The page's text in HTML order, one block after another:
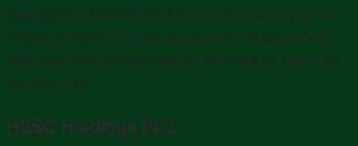
hàng ủy thác, tài chính quốc tế và dịch vụ quản lý tài sản.
Với tất cả những giải thưởng mà MUFG đã giành được,
thật ngạc nhiên khi biết rằng họ chỉ mới được thành lập
vào năm 2005.
HSBC Holdings PLC